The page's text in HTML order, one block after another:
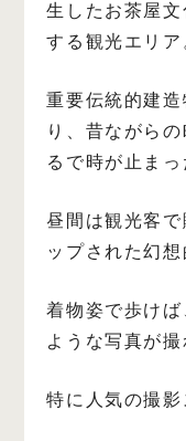
生したお茶屋
する観光エリア
重要伝統的建
り、昔ながら
るで時が止まっ
昼間は観光客
ップされた幻想
着物姿で歩け
ような写真が
特に人気の撮